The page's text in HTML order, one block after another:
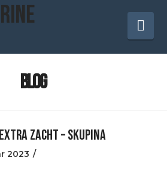
BLOG
ZACHT – SKUPINA
2023